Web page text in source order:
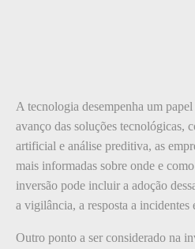
A tecnologia desempenha um
avanço das soluções tecnológicas,
artificial e análise preditiva, as
mais informadas sobre onde e
inversão pode incluir a adoção
a vigilância, a resposta a incidentes
Outro ponto a ser considerado na